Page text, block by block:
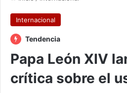
Internacional
Tendencia
Papa León XIV
crítica sobre el